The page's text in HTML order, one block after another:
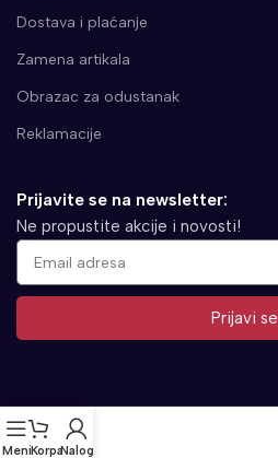
Dostava i plaćanje
Zamena artikala
Obrazac za odustanak
Reklamacije
Prijavite se na newsletter:
Ne propustite akcije i novosti!
Prijavi se
MeniKorpaNalog